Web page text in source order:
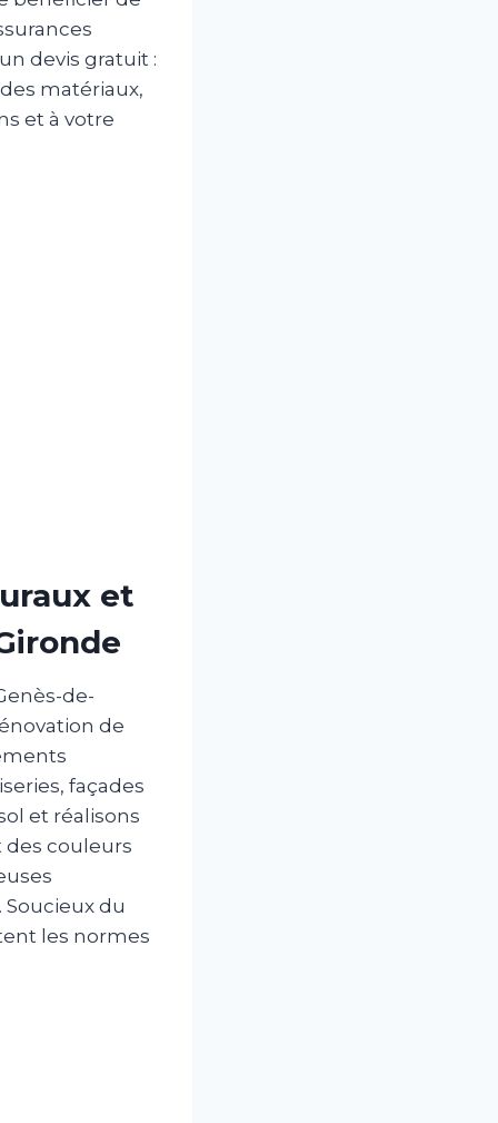
devis gratuit :
matériaux,
et à votre
et
de-
de
façades
et réalisons
des couleurs
du
les normes